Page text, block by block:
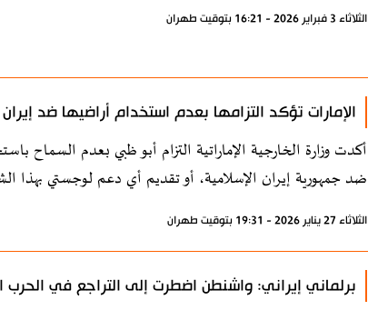
الثلاثاء 3 فبراير 2026 - 16:21 بتوقيت طهران
الإمارات تؤكد التزامها بعدم استخدام أراضيها ضد إيران
أكدت وزارة الخارجية الإماراتية التزام أبو ظبي بعدم السماح
ضد جمهورية إيران الإسلامية، أو تقديم أي دعم لوجستي بهذا
الثلاثاء 27 يناير 2026 - 19:31 بتوقيت طهران
برلماني إيراني: واشنطن اضطرت إلى التراجع في الحرب